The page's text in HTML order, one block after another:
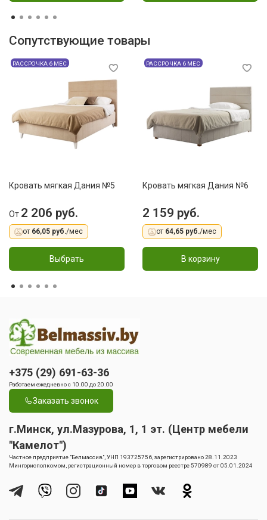
Сопутствующие товары
РАССРОЧКА 6 МЕС
Кровать мягкая Дания №5
От 2 206 руб.
от 66,05 руб./мес
Выбрать
РАССРОЧКА 6 МЕС
Кровать мягкая Дания №6
2 159 руб.
от 64,65 руб./мес
В корзину
+375 (29) 691-63-36
Работаем ежедневно с 10.00 до 20.00
Заказать звонок
г.Минск, ул.Мазурова, 1, 1 эт. (Центр мебели
"Камелот")
Частное предприятие "Белмассив", УНП 193725756, зарегистрировано 28.11.2023
Мингорисполкомом, регистрационный номер в торговом реестре 570989 от 05.01.2024